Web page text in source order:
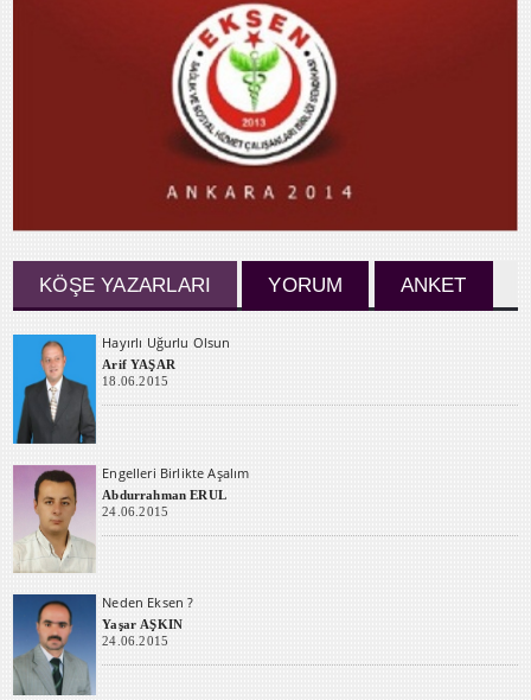
KÖŞE YAZARLARI YORUM ANKET
Hayırlı Uğurlu Olsun
Arif YAŞAR
18.06.2015
Engelleri Birlikte Aşalım
Abdurrahman ERUL
24.06.2015
Neden Eksen ?
Yaşar AŞKIN
24.06.2015